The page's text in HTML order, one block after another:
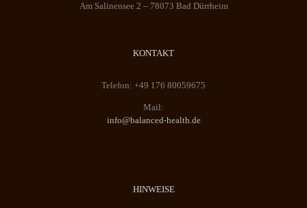
Am Salinensee 2 – 78073 Bad Dürrheim
KONTAKT
Telefon: +49 176 80059675
Mail:
info@balanced-health.de
HINWEISE